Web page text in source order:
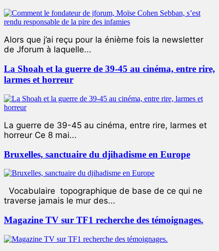
Alors que j’ai reçu pour la énième fois la newsletter
de Jforum à laquelle...
La Shoah et la guerre de 39-45 au cinéma, entre rire,
larmes et horreur
La guerre de 39-45 au cinéma, entre rire, larmes et
horreur Ce 8 mai...
Bruxelles, sanctuaire du djihadisme en Europe
Vocabulaire topographique de base de ce qui ne
traverse jamais le mur des...
Magazine TV sur TF1 recherche des témoignages.